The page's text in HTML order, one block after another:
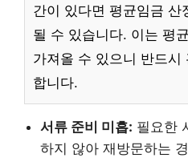
간이 있다면 평균임금 산
될 수 있습니다. 이는 평
가져올 수 있으니 반드시
합니다.
서류 준비 미흡: 필요한
하지 않아 재방문하는